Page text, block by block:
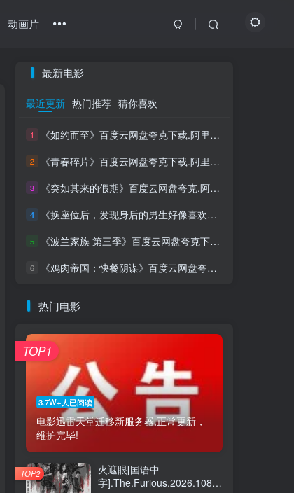
动画片
最新电影
最近更新 热门推荐 猜你喜欢
1 《如约而至》百度云网盘夸克下载.阿里云盘.中字.(2026)
2 《青春碎片》百度云网盘夸克下载.阿里云盘.中字.(2026)
3 《突如其来的假期》百度云网盘夸克.阿里下载.中字.(2021)
4 《换座位后，发现身后的男生好像喜欢我》百度云网盘夸克下载.阿里云盘.中字.(2026)
5 《波兰家族 第三季》百度云网盘夸克下载.阿里云盘.中字.(2026)
6 《鸡肉帝国：快餐阴谋》百度云网盘夸克下载.阿里云盘.中字.(2026)
热门电影
3.7W+人已阅读
电影迅雷天堂迁移新服务器,正常更新，
维护完毕!
TOP1
火遮眼[国语中
字].The.Furious.2026.1080p+2160p
TOP2